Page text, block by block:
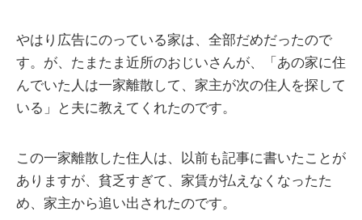
やはり広告にのっている家は、全部だめだったので
す。が、たまたま近所のおじいさんが、「あの家に住
んでいた人は一家離散して、家主が次の住人を探して
いる」と夫に教えてくれたのです。
この一家離散した住人は、以前も記事に書いたことが
ありますが、貧乏すぎて、家賃が払えなくなったた
め、家主から追い出されたのです。